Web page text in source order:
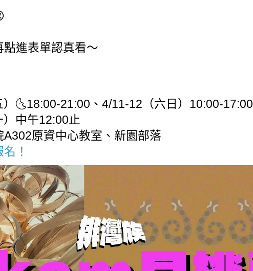
進表單認真看～
）🌜18:00-21:00、4/11-12（六日）10:00-17:00
中午12:00止
A302原資中心教室、新園部落
！